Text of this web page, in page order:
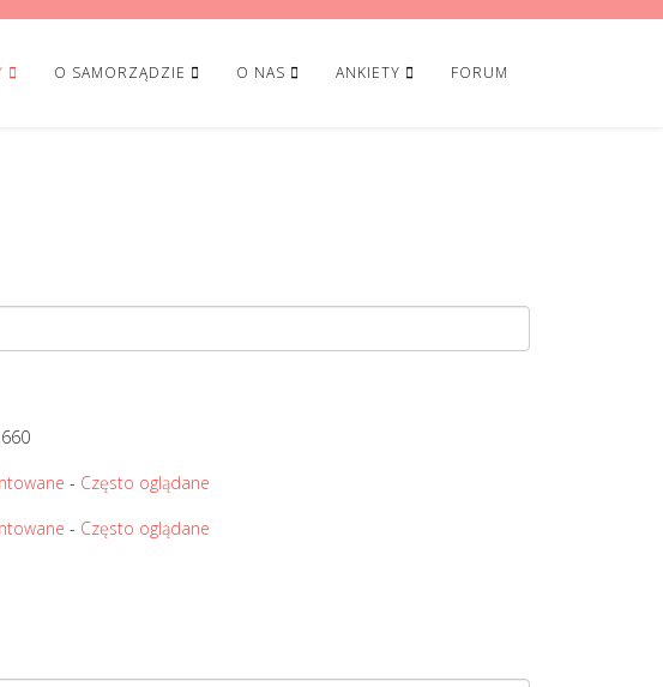
O SAMORZĄDZIE O NAS ANKIETY FORUM
- Często oglądane
- Często oglądane